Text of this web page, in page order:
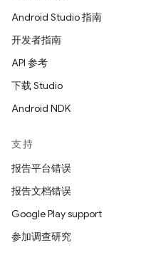
Android Studio 指南
开发者指南
API 参考
下载 Studio
Android NDK
支持
报告平台错误
报告文档错误
Google Play support
参加调查研究